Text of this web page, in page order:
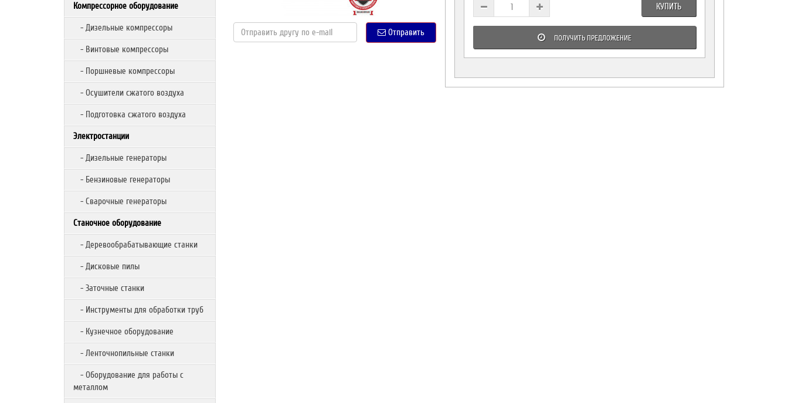
Компрессорное оборудование
- Дизельные компрессоры
- Винтовые компрессоры
- Поршневые компрессоры
- Осушители сжатого воздуха
- Подготовка сжатого воздуха
Электростанции
- Дизельные генераторы
- Бензиновые генераторы
- Сварочные генераторы
Станочное оборудование
- Деревообрабатывающие станки
- Дисковые пилы
- Заточные станки
- Инструменты для обработки труб
- Кузнечное оборудование
- Ленточнопильные станки
- Оборудование для работы с
металлом
Отправить
КУПИТЬ
ПОЛУЧИТЬ ПРЕДЛОЖЕНИЕ